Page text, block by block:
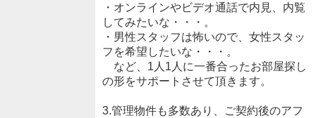
・オンラインやビデオ通話で内見、内覧
してみたいな・・・。
・男性スタッフは怖いので、女性スタッ
フを希望したいな・・・。
など、1人1人に一番合ったお部屋探し
の形をサポートさせて頂きます。
3.管理物件も多数あり、ご契約後のアフ